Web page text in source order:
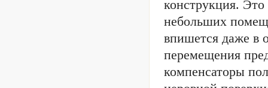
конструкция. Это
небольших
впишется даже в
перемещения
компенсаторы